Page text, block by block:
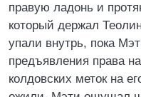
правую ладонь и
который держал
упали внутрь, пока
предъявления права
колдовских меток на